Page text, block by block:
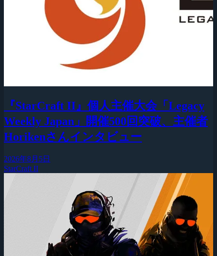
『StarCraft II』個人主催大会「Legacy
Weekly Japan」開催500回突破、主催者
Horikenさんインタビュー
2026年8月5日
StarCraft II